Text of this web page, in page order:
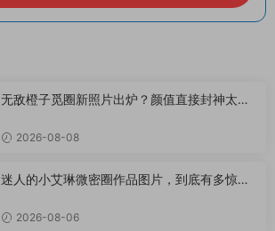
无敌橙子觅圈新照片出炉？颜值直接封神太惊
2026-08-08
迷人的小艾琳微密圈作品图片，到底有多惊
2026-08-06